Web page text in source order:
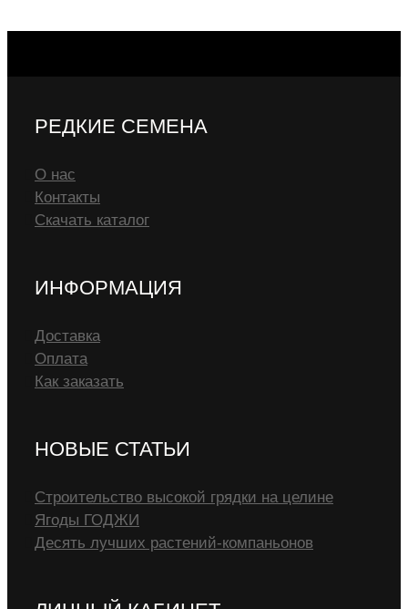
РЕДКИЕ СЕМЕНА
О нас
Контакты
Скачать каталог
ИНФОРМАЦИЯ
Доставка
Оплата
Как заказать
НОВЫЕ СТАТЬИ
Строительство высокой грядки на целине
Ягоды ГОДЖИ
Десять лучших растений-компаньонов